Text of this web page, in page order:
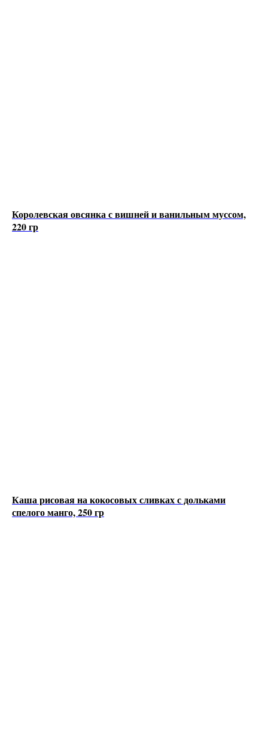
Королевская овсянка с вишней и ванильным муссом,
220 гр
Каша рисовая на кокосовых сливках с дольками
спелого манго, 250 гр